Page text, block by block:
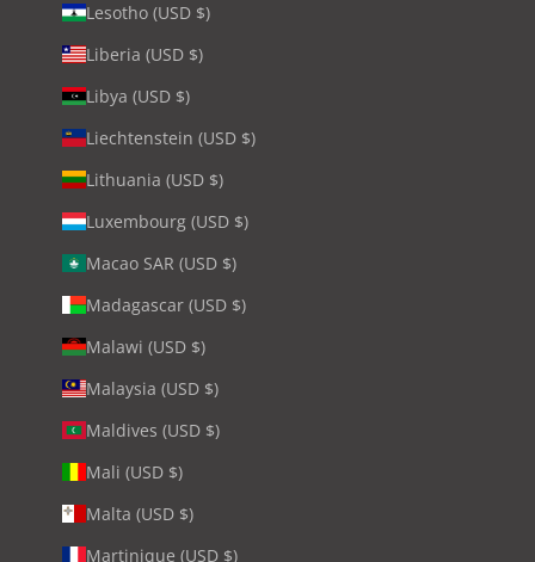
Lesotho (USD $)
Liberia (USD $)
Libya (USD $)
Liechtenstein (USD $)
Lithuania (USD $)
Luxembourg (USD $)
Macao SAR (USD $)
Madagascar (USD $)
Malawi (USD $)
Malaysia (USD $)
Maldives (USD $)
Mali (USD $)
Malta (USD $)
Martinique (USD $)